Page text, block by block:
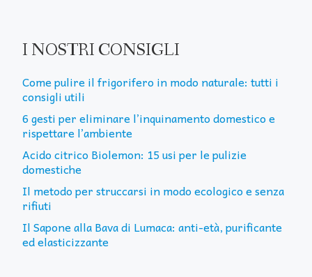
I NOSTRI CONSIGLI
Come pulire il frigorifero in modo naturale: tutti i
consigli utili
6 gesti per eliminare l’inquinamento domestico e
rispettare l’ambiente
Acido citrico Biolemon: 15 usi per le pulizie
domestiche
Il metodo per struccarsi in modo ecologico e senza
rifiuti
Il Sapone alla Bava di Lumaca: anti-età, purificante
ed elasticizzante